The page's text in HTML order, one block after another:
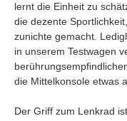
lernt die Einheit zu
die dezente
zunichte gemacht.
in unserem Testwagen
die Mittelkonsole etwas
Der Griff zum Lenkrad